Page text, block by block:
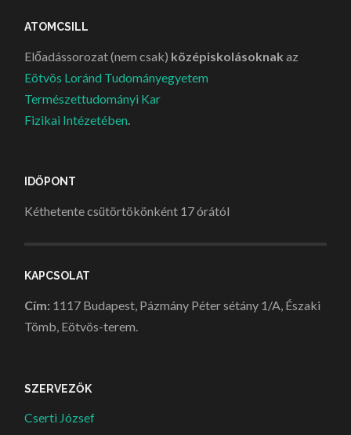
ATOMCSILL
Előadássorozat (nem csak) középiskolásoknak az
Eötvös Loránd Tudományegyetem
Természettudományi Kar
Fizikai Intézetében
IDŐPONT
Kéthetente csütörtökönként 17 órától
KAPCSOLAT
Cím: 1117 Budapest, Pázmány Péter sétány 1/A, Északi
Tömb, Eötvös-terem.
SZERVEZŐK
Cserti József